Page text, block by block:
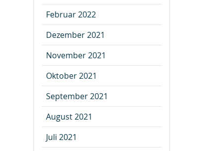
Februar 2022
Dezember 2021
November 2021
Oktober 2021
September 2021
August 2021
Juli 2021